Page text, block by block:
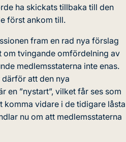
ha skickats tillbaka till den
först ankom till.
fram en rad nya förslag
om tvingande omfördelning av
medlemsstaterna inte enas.
att den nya
en ”nystart”, vilket får ses som
vidare i de tidigare låsta
nu om att medlemsstaterna